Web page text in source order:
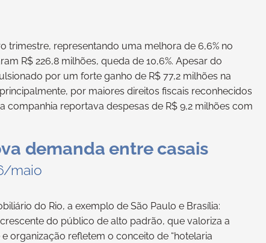
trimestre, representando uma melhora de 6,6% no
R$ 226,8 milhões, queda de 10,6%. Apesar do
por um forte ganho de R$ 77,2 milhões na
por maiores direitos fiscais reconhecidos
companhia reportava despesas de R$ 9,2 milhões com
demanda entre casais
maio
do Rio, a exemplo de São Paulo e Brasília:
do público de alto padrão, que valoriza a
organização refletem o conceito de “hotelaria